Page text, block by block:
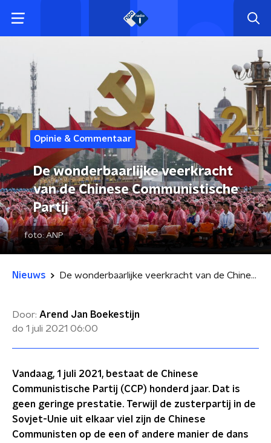
Opinie & Commentaar
De wonderbaarlijke veerkracht
van de Chinese Communistische
Partij
foto: ANP
Nieuws De wonderbaarlijke veerkracht van de Chinese Communistische Partij
Door: Arend Jan Boekestijn
do 1 juli 2021 06:00
Vandaag, 1 juli 2021, bestaat de Chinese
Communistische Partij (CCP) honderd jaar. Dat is
geen geringe prestatie. Terwijl de zusterpartij in de
Sovjet-Unie uit elkaar viel zijn de Chinese
Communisten op de een of andere manier de dans